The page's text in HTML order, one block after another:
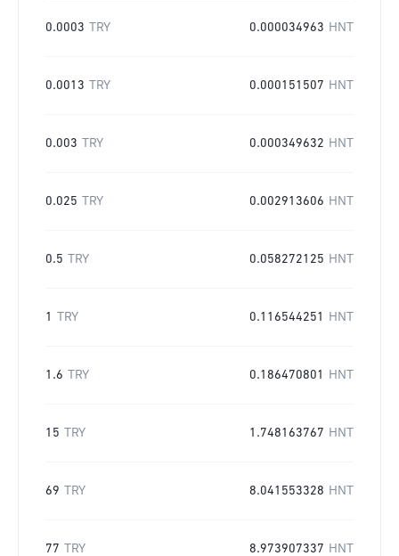
0.0003 TRY 0.000034963 HNT
0.0013 TRY 0.000151507 HNT
0.003 TRY 0.000349632 HNT
0.025 TRY 0.002913606 HNT
0.5 TRY 0.058272125 HNT
1 TRY 0.116544251 HNT
1.6 TRY 0.186470801 HNT
15 TRY 1.748163767 HNT
69 TRY 8.041553328 HNT
77 TRY 8.973907337 HNT